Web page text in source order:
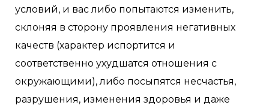
условий, и вас либо попытаются изменить,
склоняя в сторону проявления негативных
качеств (характер испортится и
соответственно ухудшатся отношения с
окружающими), либо посыпятся несчастья,
разрушения, изменения здоровья и даже